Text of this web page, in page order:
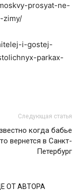
prosyat-ne-
zimy/
i-gostej-
parkax-
Следующая статья
когда бабье
вернется в Санкт-
Петербург
ОТ АВТОРА